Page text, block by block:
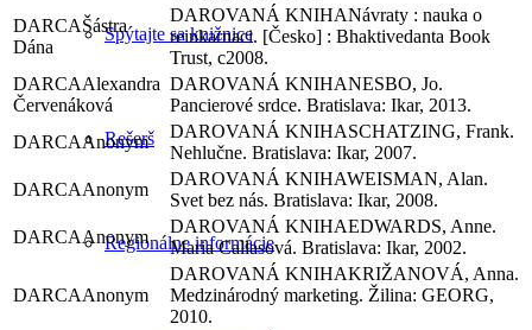
Spýtajte sa knižnice
Rešerš
Regionálne informácie
Šástra
Dána
Návraty : nauka o
reinkarnaci. [Česko] : Bhaktivedanta Book
Trust, c2008.
Alexandra
Červenáková
NESBO, Jo.
Pancierové srdce. Bratislava: Ikar, 2013.
Anonym
SCHATZING, Frank.
Nehlučne. Bratislava: Ikar, 2007.
Anonym
WEISMAN, Alan.
Svet bez nás. Bratislava: Ikar, 2008.
Anonym
EDWARDS, Anne.
Maria Callasová. Bratislava: Ikar, 2002.
Anonym
KRIŽANOVÁ, Anna.
Medzinárodný marketing. Žilina: GEORG,
2010.